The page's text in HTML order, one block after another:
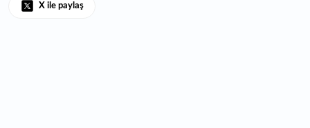
X ile paylaş